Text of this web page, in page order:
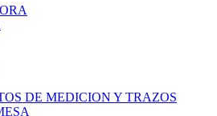
DE MEDICION Y TRAZOS